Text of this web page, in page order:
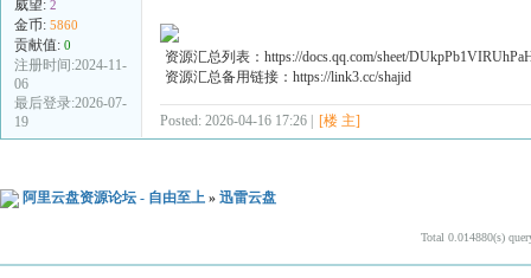
威望: 2
金币: 5860
贡献值: 0
注册时间:2024-11-
06
最后登录:2026-07-
19
资源汇总列表：https://docs.qq.com/sheet/
资源汇总备用链接：https://link3.cc/shajid
Posted: 2026-04-16 17:26 | [楼 主]
阿里云盘资源论坛 - 自由至上 » 迅雷云盘
Total 0.014880(s)